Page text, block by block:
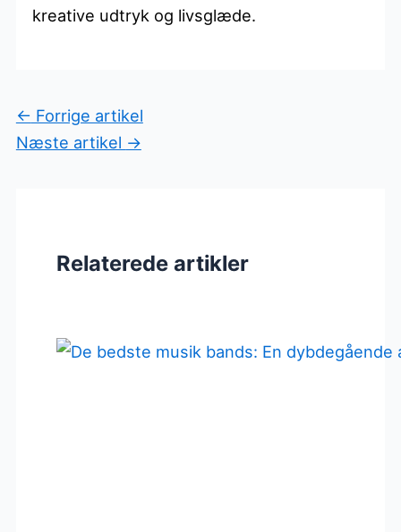
kreative udtryk og livsglæde.
← Forrige artikel
Næste artikel →
Relaterede artikler